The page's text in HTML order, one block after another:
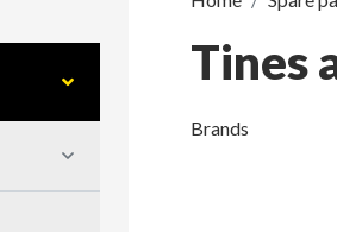
Tines
Brands